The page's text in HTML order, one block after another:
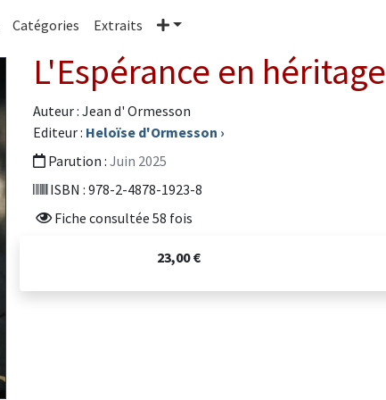
Catégories Extraits Plus
L'Espérance en héritage
Auteur : Jean d' Ormesson
Editeur : Heloïse d'Ormesson ›
Parution : Juin 2025
ISBN : 978-2-4878-1923-8
Fiche consultée 58 fois
23,00 €